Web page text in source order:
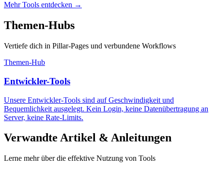
Mehr Tools entdecken →
Themen-Hubs
Vertiefe dich in Pillar-Pages und verbundene Workflows
Themen-Hub
Entwickler-Tools
Unsere Entwickler-Tools sind auf Geschwindigkeit und
Bequemlichkeit ausgelegt. Kein Login, keine Datenübertragung an
Server, keine Rate-Limits.
Verwandte Artikel & Anleitungen
Lerne mehr über die effektive Nutzung von Tools